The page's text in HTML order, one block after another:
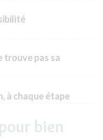
trouve pas sa
à chaque étape
bien